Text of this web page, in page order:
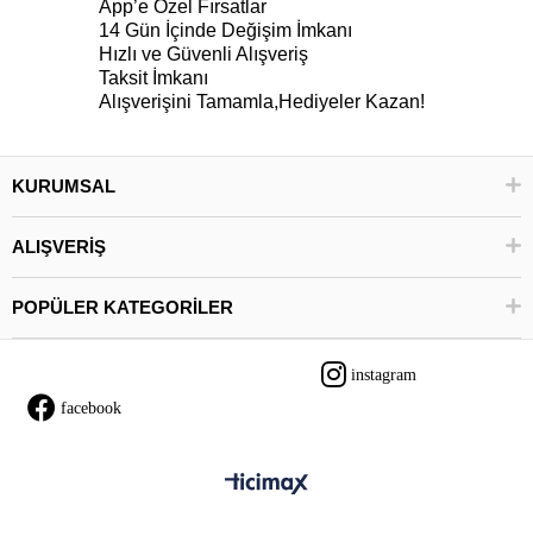
App’e Özel Fırsatlar
14 Gün İçinde Değişim İmkanı
Hızlı ve Güvenli Alışveriş
Taksit İmkanı
Alışverişini Tamamla,Hediyeler Kazan!
KURUMSAL
ALIŞVERİŞ
POPÜLER KATEGORİLER
instagram
facebook